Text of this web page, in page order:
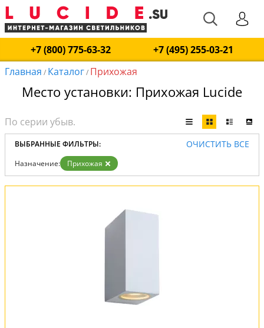
+7 (800) 775-63-32
+7 (495) 255-03-21
Главная / Каталог/ Прихожая
Место установки: Прихожая Lucide
ВЫБРАННЫЕ ФИЛЬТРЫ: ОЧИСТИТЬ ВСЕ
Назначение: Прихожая